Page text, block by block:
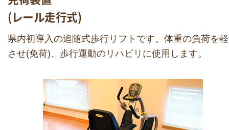
(レール走行式)
県内初導入の追随式歩行リフトです。体重の負荷を
させ(免荷)、歩行運動のリハビリに使用します。